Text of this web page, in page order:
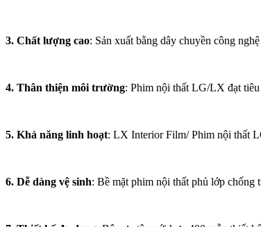
3. Chất lượng cao: Sản xuất bằng dây chuyền công
4. Thân thiện môi trường: Phim nội thất LG/LX đạt tiêu
5. Khả năng linh hoạt: LX Interior Film/ Phim nội thất
6. Dễ dàng vệ sinh: Bề mặt phim nội thất phủ lớp chống